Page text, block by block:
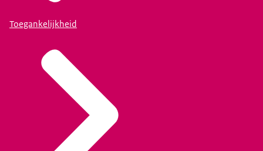
Toegankelijkheid